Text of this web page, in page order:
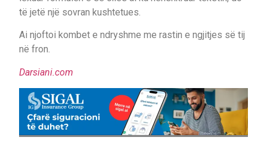
të jetë një sovran kushtetues.
Ai njoftoi kombet e ndryshme me rastin e ngjitjes së tij
në fron.
Darsiani.com